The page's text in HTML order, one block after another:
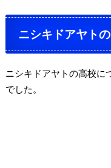
ニシキドアヤト
ニシキドアヤトの高校に
でした。